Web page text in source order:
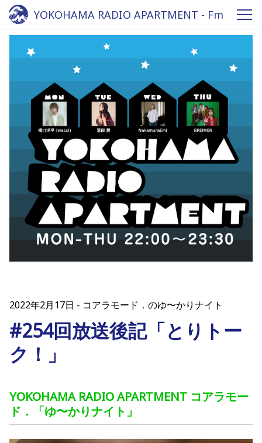
YOKOHAMA RADIO APARTMENT - Fm
yokohama 84.7
2022年2月17日 コアラモード．のゆ〜かりナイト
#254回放送後記「とりトー
ク！」
YOKOHAMA RADIO APARTMENT コアラモー
ド．「ゆ〜かりナイト」